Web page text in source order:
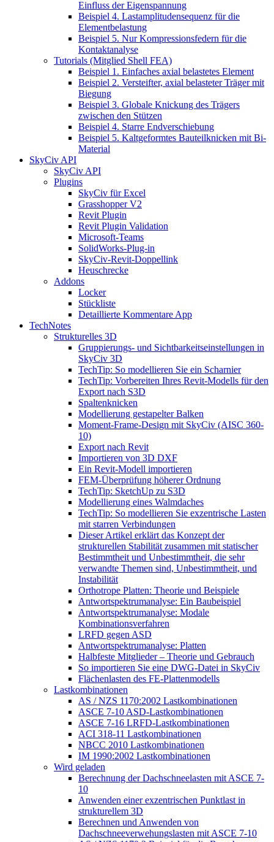
Einfluss der Eigenspannung
Beispiel 4. Lastamplitudensequenz für die
Elementbelastung
Beispiel 5. Nur Kompressionsfedern für die
Kontaktanalyse
Tutorials (Mitglied Shell FEA)
Beispiel 1. Einfaches axial belastetes Element
Beispiel 2. Versteifter, axial belasteter Träger mit
Biegung
Beispiel 3. Globale Knickung des Trägers
zwischen den Stützen
Beispiel 4. Starre Endverschiebung
Beispiel 5. Kaltgeformtes Bauteilknicken mit Bi-
Material
SkyCiv API
SkyCiv API
Plugins
SkyCiv für Excel
Grasshopper V2
Revit Plugin
Revit Plugin Validation
Microsoft-Teams
SolidWorks-Plug-in
SkyCiv-Revit-Doppellink
Heuschrecke
Addons
Locker
Stückliste
Detaillierte Kommentare App
TechNotes
Strukturelles 3D
Gruppierungs- und Sichtbarkeitseinstellungen in
SkyCiv 3D
TechTip: So modellieren Sie ein Scharnier
TechTip: Vorbereiten Ihres Revit-Modells für den
Export nach S3D
Spaltenknicken
Modellierung gestapelter Balken
Moment-Frame-Design mit SkyCiv (AISC 360-
10)
Export nach Revit
Importieren von 3D DXF
Ein Revit-Modell importieren
FEM-Überprüfung höherer Ordnung
TechTip: SketchUp zu S3D
Modellierung eines Walmdaches
TechTip: So modellieren Sie exzentrische Lasten
mit starren Verbindungen
Dieser Artikel erklärt das Konzept der
strukturellen Stabilität zusammen mit statischer
Bestimmtheit und Unbestimmtheit, die sehr
verwandte Themen sind, Unbestimmtheit, und
Instabilität
Orthotrope Platten: Theorie und Beispiele
Antwortspektrumanalyse: Ein Baubeispiel
Antwortspektrumanalyse: Modale
Kombinationsverfahren
LRFD gegen ASD
Antwortspektrumanalyse: Platten
Halbfeste Mitglieder – Theorie und Gebrauch
So importieren Sie eine DWG-Datei in SkyCiv
Flächenlasten des FE-Plattenmodells
Lastkombinationen
AS / NZS 1170:2002 Lastkombinationen
ASCE 7-10 ASD-Lastkombinationen
ASCE 7-16 LRFD-Lastkombinationen
ACI 318-11 Lastkombinationen
NBCC 2010 Lastkombinationen
IM 1990:2002 Lastkombinationen
Wird geladen
Berechnung der Dachschneelasten mit ASCE 7-
10
Anwenden einer exzentrischen Punktlast in
strukturellem 3D
Berechnen und Anwenden von
Dachschneeverwehungslasten mit ASCE 7-10